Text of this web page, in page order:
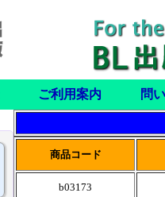
ご利用案内 問
商品コード
b03173